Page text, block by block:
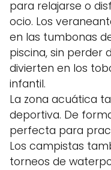
para relajarse o
ocio. Los
en las tumbonas
piscina, sin perder
divierten en los
infantil.
La zona acuática
deportiva. De
perfecta para
Los campistas
torneos de